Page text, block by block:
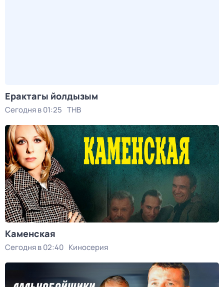
Ерактагы йолдызым
Сегодня в 01:25 ТНВ
Каменская
Сегодня в 02:40 Киносерия